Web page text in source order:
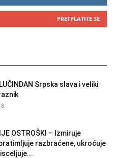
PRETPLATITE SE
Srpska slava i veliki
OSTROŠKI – Izmiruje
razbraćene, ukroćuje